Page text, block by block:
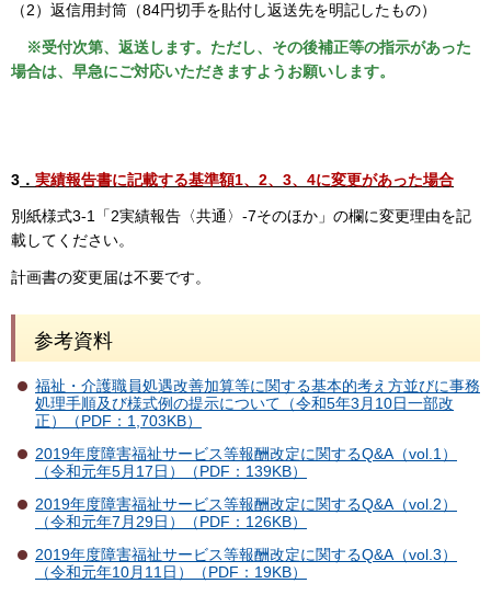
（2）返信用封筒（84円切手を貼付し返送先を明記したもの）
※受付次第、返送します。ただし、その後補正等の指示があった
場合は、早急にご対応いただきますようお願いします。
3 ． 実績報告書に記載する基準額1、2、3、4に変更があった場合
別紙様式3-1「2実績報告〈共通〉-7そのほか」の欄に変更理由を記
載してください。
計画書の変更届は不要です。
参考資料
福祉・介護職員処遇改善加算等に関する基本的考え方並びに事務
処理手順及び様式例の提示について（令和5年3月10日一部改
正）（PDF：1,703KB）
2019年度障害福祉サービス等報酬改定に関するQ&A（vol.1）
（令和元年5月17日）（PDF：139KB）
2019年度障害福祉サービス等報酬改定に関するQ&A（vol.2）
（令和元年7月29日）（PDF：126KB）
2019年度障害福祉サービス等報酬改定に関するQ&A（vol.3）
（令和元年10月11日）（PDF：19KB）